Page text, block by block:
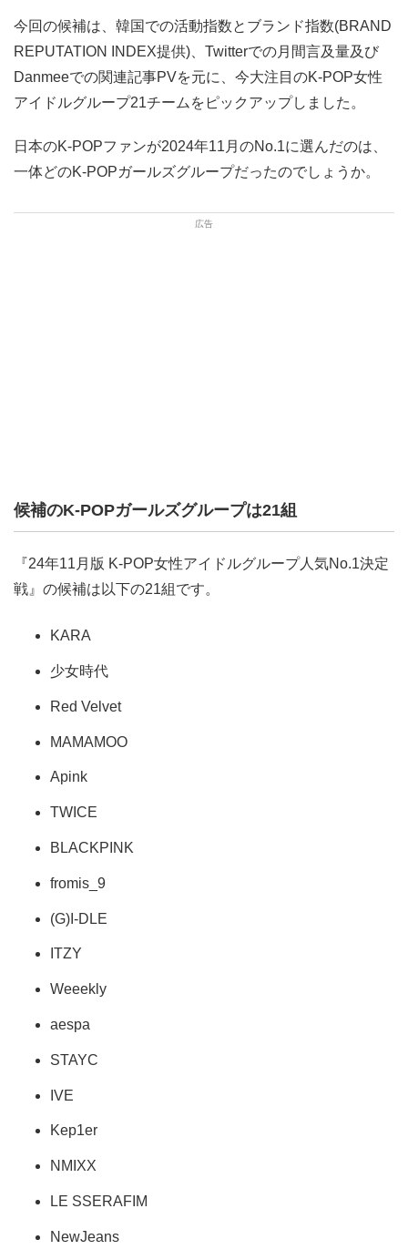
今回の候補は、韓国での活動指数とブランド指数(BRAND
REPUTATION INDEX提供)、Twitterでの月間言及量及び
Danmeeでの関連記事PVを元に、今大注目のK-POP女性
アイドルグループ21チームをピックアップしました。
日本のK-POPファンが2024年11月のNo.1に選んだのは、
一体どのK-POPガールズグループだったのでしょうか。
候補のK-POPガールズグループは21組
『24年11月版 K-POP女性アイドルグループ人気No.1決定
戦』の候補は以下の21組です。
KARA
少女時代
Red Velvet
MAMAMOO
Apink
TWICE
BLACKPINK
fromis_9
(G)I-DLE
ITZY
Weeekly
aespa
STAYC
IVE
Kep1er
NMIXX
LE SSERAFIM
NewJeans